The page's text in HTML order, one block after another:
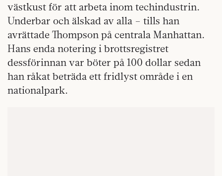
västkust för att arbeta inom techindustrin.
Underbar och älskad av alla – tills han
avrättade Thompson på centrala Manhattan.
Hans enda notering i brottsregistret
dessförinnan var böter på 100 dollar sedan
han råkat beträda ett fridlyst område i en
nationalpark.